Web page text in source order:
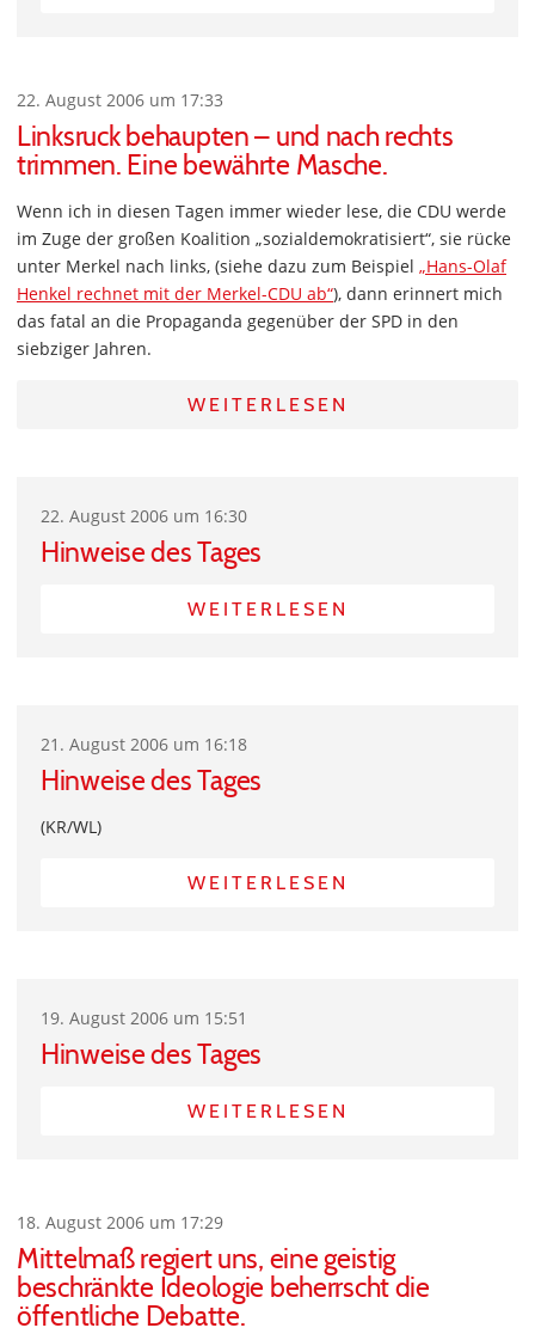
22. August 2006 um 17:33
Linksruck behaupten – und nach rechts
trimmen. Eine bewährte Masche.
Wenn ich in diesen Tagen immer wieder lese, die CDU werde
im Zuge der großen Koalition „sozialdemokratisiert“, sie rücke
unter Merkel nach links, (siehe dazu zum Beispiel „Hans-Olaf
Henkel rechnet mit der Merkel-CDU ab“), dann erinnert mich
das fatal an die Propaganda gegenüber der SPD in den
siebziger Jahren.
WEITERLESEN
22. August 2006 um 16:30
Hinweise des Tages
WEITERLESEN
21. August 2006 um 16:18
Hinweise des Tages
(KR/WL)
WEITERLESEN
19. August 2006 um 15:51
Hinweise des Tages
WEITERLESEN
18. August 2006 um 17:29
Mittelmaß regiert uns, eine geistig
beschränkte Ideologie beherrscht die
öffentliche Debatte.